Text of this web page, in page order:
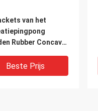
van het
Rubber Concave
het 5 Vouwblad
Beste Prijs